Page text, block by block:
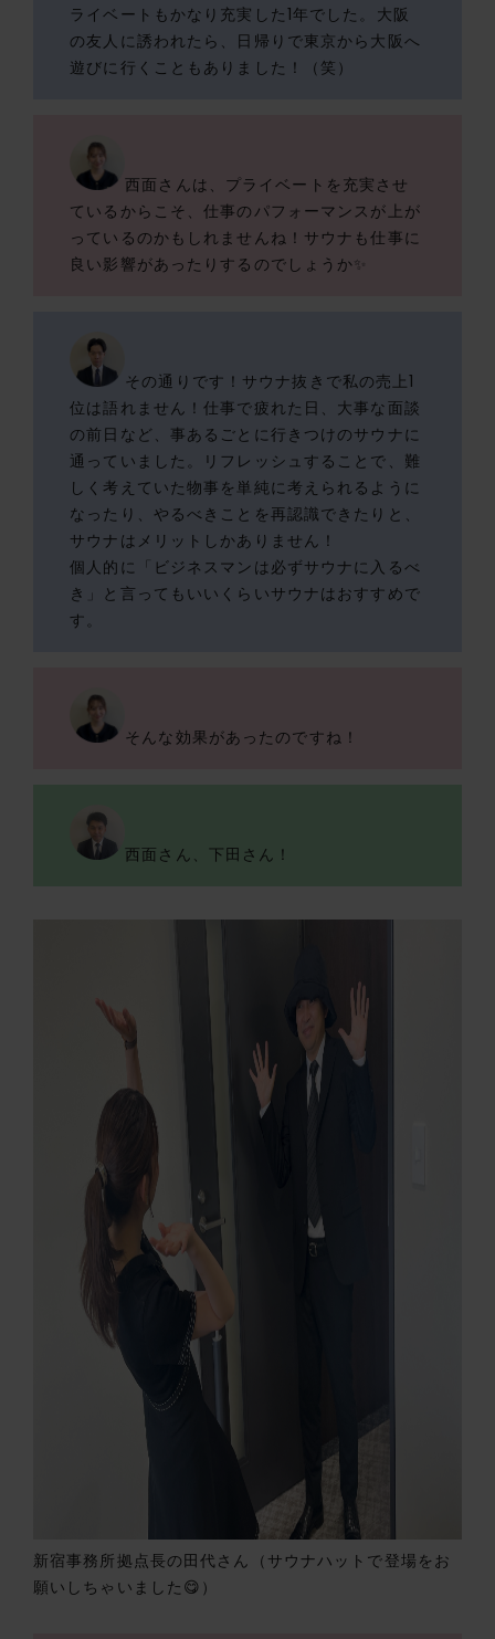
ライベートもかなり充実した1年でした。大阪
の友人に誘われたら、日帰りで東京から大阪へ
遊びに行くこともありました！（笑）
西面さんは、プライベートを充実させ
ているからこそ、仕事のパフォーマンスが上が
っているのかもしれませんね！サウナも仕事に
良い影響があったりするのでしょうか✨
その通りです！サウナ抜きで私の売上1
位は語れません！仕事で疲れた日、大事な面談
の前日など、事あるごとに行きつけのサウナに
通っていました。リフレッシュすることで、難
しく考えていた物事を単純に考えられるように
なったり、やるべきことを再認識できたりと、
サウナはメリットしかありません！
個人的に「ビジネスマンは必ずサウナに入るべ
き」と言ってもいいくらいサウナはおすすめで
す。
そんな効果があったのですね！
西面さん、下田さん！
新宿事務所拠点長の田代さん（サウナハットで登場をお
願いしちゃいました😋）